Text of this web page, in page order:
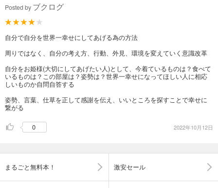
Posted by ブクログ
自分で自分を世界一幸せにしてあげる為の方法
周りではなく、自分の考え方、行動、外見、環境を変えていく意識改革
自分をお姫様(大切にしてあげたい人)として、今着ているものは？食べて
いるものは？この部屋は？姿勢は？世界一幸せになってほしい人に相応
しいものか自問自答する
姿勢、言葉、仕草を正して感謝を伝え、いいところを探すことで幸せに
繋がる
0 2022年10月12日
まるごと無料本！ 激安セール